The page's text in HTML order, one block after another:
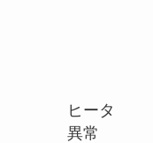
ヒータ
異常